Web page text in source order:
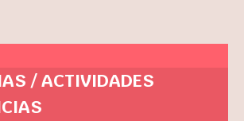
/ ACTIVIDADES